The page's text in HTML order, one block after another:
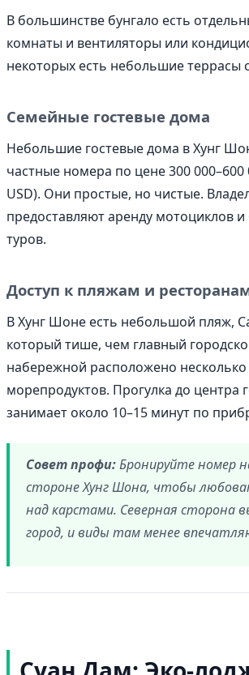
В большинстве бунгало есть
комнаты и вентиляторы или
некоторых есть небольшие террасы
Семейные гостевые дома
Небольшие гостевые дома в Хунг
частные номера по цене 300 000–600
USD). Они простые, но чистые.
предоставляют аренду мотоциклов
туров.
Доступ к пляжам и
В Хунг Шоне есть небольшой пляж,
который тише, чем главный
набережной расположено
морепродуктов. Прогулка до центра
занимает около 10–15 минут по
Совет профи:Бронируйте номер
стороне Хунг Шона, чтобы
над карстами. Северная сторона
город, и виды там менее